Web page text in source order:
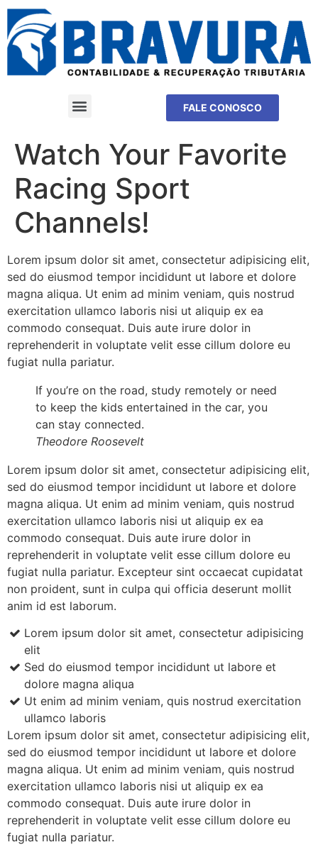
FALE CONOSCO
Watch Your Favorite
Racing Sport
Channels!
Lorem ipsum dolor sit amet, consectetur adipisicing elit,
sed do eiusmod tempor incididunt ut labore et dolore
magna aliqua. Ut enim ad minim veniam, quis nostrud
exercitation ullamco laboris nisi ut aliquip ex ea
commodo consequat. Duis aute irure dolor in
reprehenderit in voluptate velit esse cillum dolore eu
fugiat nulla pariatur.
If you’re on the road, study remotely or need
to keep the kids entertained in the car, you
can stay connected.
Theodore Roosevelt
Lorem ipsum dolor sit amet, consectetur adipisicing elit,
sed do eiusmod tempor incididunt ut labore et dolore
magna aliqua. Ut enim ad minim veniam, quis nostrud
exercitation ullamco laboris nisi ut aliquip ex ea
commodo consequat. Duis aute irure dolor in
reprehenderit in voluptate velit esse cillum dolore eu
fugiat nulla pariatur. Excepteur sint occaecat cupidatat
non proident, sunt in culpa qui officia deserunt mollit
anim id est laborum.
Lorem ipsum dolor sit amet, consectetur adipisicing
elit
Sed do eiusmod tempor incididunt ut labore et
dolore magna aliqua
Ut enim ad minim veniam, quis nostrud exercitation
ullamco laboris
Lorem ipsum dolor sit amet, consectetur adipisicing elit,
sed do eiusmod tempor incididunt ut labore et dolore
magna aliqua. Ut enim ad minim veniam, quis nostrud
exercitation ullamco laboris nisi ut aliquip ex ea
commodo consequat. Duis aute irure dolor in
reprehenderit in voluptate velit esse cillum dolore eu
fugiat nulla pariatur.